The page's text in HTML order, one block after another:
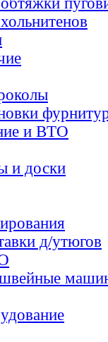
и ВТО
и доски
д/утюгов